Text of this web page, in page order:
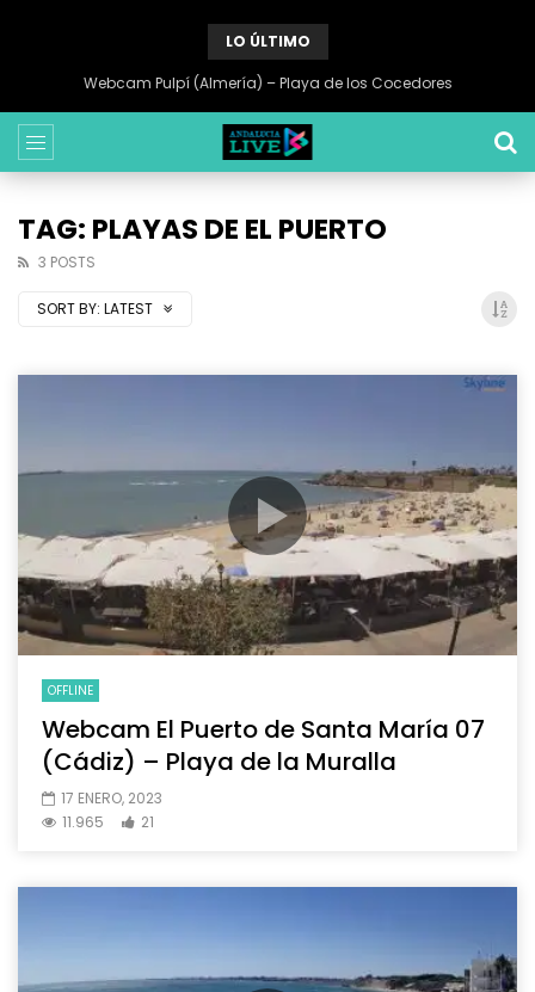
LO ÚLTIMO
Webcam Pulpí (Almería) – Playa de los Cocedores
TAG: PLAYAS DE EL PUERTO
3 POSTS
SORT BY: LATEST
OFFLINE
Webcam El Puerto de Santa María 07
(Cádiz) – Playa de la Muralla
17 ENERO, 2023
11.965
21